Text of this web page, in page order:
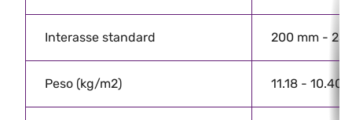
Interasse standard 200 mm -
Peso (kg/m2) 11.18 - 10.40